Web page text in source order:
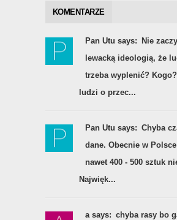
KOMENTARZE
Pan Utu says:
Nie
lewacką ideologią, że
trzeba wyplenić?
ludzi o przec...
Pan Utu says: Chyba
dane. Obecnie w
nawet 400 - 500 sztuk
Najwięk...
a says: chyba rasy bo